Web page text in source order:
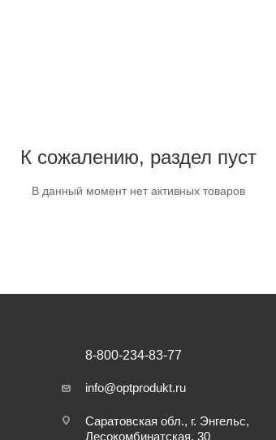
К сожалению, раздел пуст
В данный момент нет активных товаров
8-800-234-83-77
info@optprodukt.ru
Саратовская обл., г. Энгельс,
Лесокомбинатская, 30